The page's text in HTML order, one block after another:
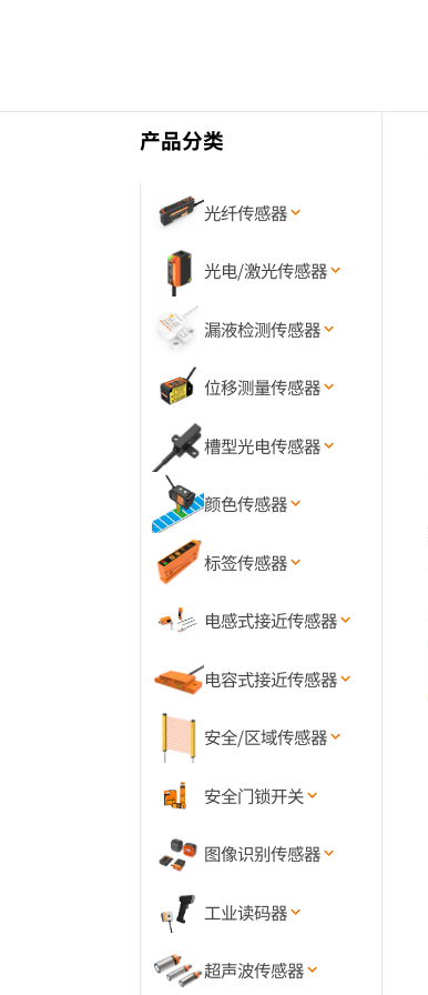
触
产品分类
光纤传感器
光电/激光传感器
漏液检测传感器
位移测量传感器
槽型光电传感器
颜色传感器
标签传感器
电感式接近传感器
电容式接近传感器
安全/区域传感器
安全门锁开关
图像识别传感器
工业读码器
超声波传感器